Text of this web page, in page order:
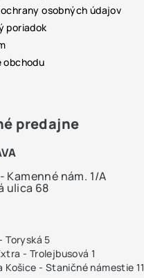
osobných údajov
poriadok
obchodu
predajne
Kamenné nám. 1/A
ulica 68
Toryská 5
- Trolejbusová 1
Košice - Staničné námestie 11